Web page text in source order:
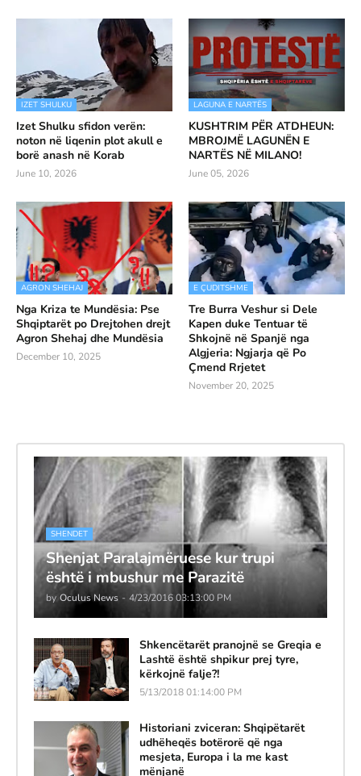
IZET SHULKU
Izet Shulku sfidon verën:
noton në liqenin plot akull e
borë anash në Korab
June 10, 2026
LAGUNA E NARTËS
KUSHTRIM PËR ATDHEUN:
MBROJMË LAGUNËN E
NARTËS NË MILANO!
June 05, 2026
AGRON SHEHAJ
Nga Kriza te Mundësia: Pse
Shqiptarët po Drejtohen drejt
Agron Shehaj dhe Mundësia
December 10, 2025
E ÇUDITSHME
Tre Burra Veshur si Dele
Kapen duke Tentuar të
Shkojnë në Spanjë nga
Algjeria: Ngjarja që Po
Çmend Rrjetet
November 20, 2025
SHENDET
Shenjat Paralajmëruese kur trupi
është i mbushur me Parazitë
by Oculus News - 4/23/2016 03:13:00 PM
Shkencëtarët pranojnë se Greqia e
Lashtë është shpikur prej tyre,
kërkojnë falje?!
5/13/2018 01:14:00 PM
Historiani zviceran: Shqipëtarët
udhëheqës botërorë që nga
mesjeta, Europa i la me kast
mënjanë